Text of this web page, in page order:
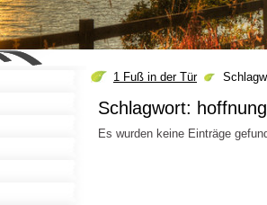
1 Fuß in der Tür
Schlagwort:
Es wurden keine Einträge